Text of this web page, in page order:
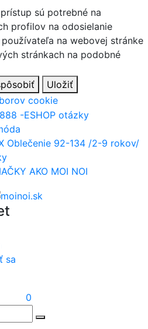
sú potrebné na
profilov na odosielanie
na webovej stránke
stránkach na podobné
Uložiť
cookie
-ESHOP otázky
Oblečenie 92-134 /2-9 rokov/
AKO MOI NOI
sa
0